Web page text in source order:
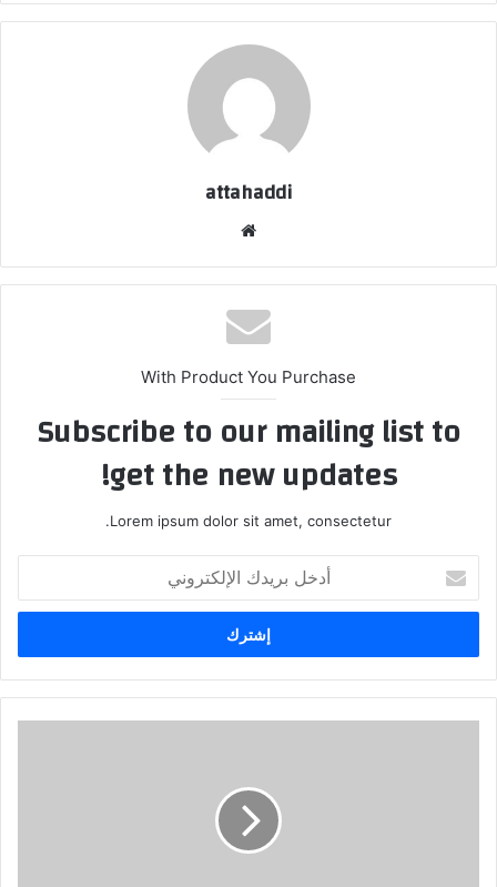
attahaddi
With Product You Purchase
Subscribe to our mailing list to
get the new updates!
Lorem ipsum dolor sit amet, consectetur.
بريدك
الإلكتروني